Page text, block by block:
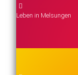
Leben in Melsungen